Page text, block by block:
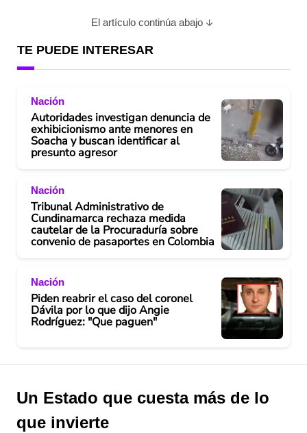
El artículo continúa abajo
TE PUEDE INTERESAR
Nación
Autoridades investigan denuncia de
exhibicionismo ante menores en
Soacha y buscan identificar al
presunto agresor
Nación
Tribunal Administrativo de
Cundinamarca rechaza medida
cautelar de la Procuraduría sobre
convenio de pasaportes en Colombia
Nación
Piden reabrir el caso del coronel
Dávila por lo que dijo Angie
Rodríguez: "Que paguen"
Un Estado que cuesta más de lo
que invierte